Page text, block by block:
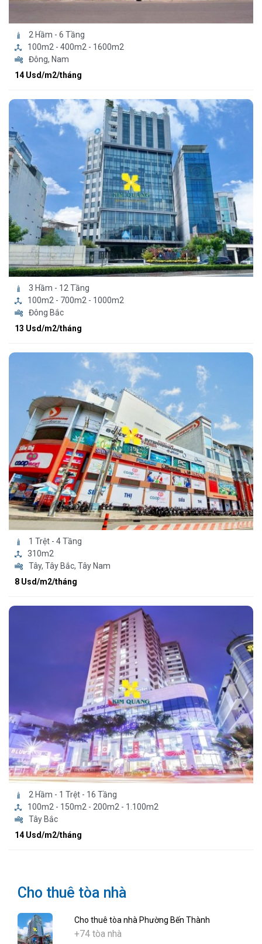
2 Hầm - 6 Tầng
100m2 - 400m2 - 1600m2
Đông, Nam
14 Usd/m2/tháng
3 Hầm - 12 Tầng
100m2 - 700m2 - 1000m2
Đông Bắc
13 Usd/m2/tháng
1 Trệt - 4 Tầng
310m2
Tây, Tây Bắc, Tây Nam
8 Usd/m2/tháng
2 Hầm - 1 Trệt - 16 Tầng
100m2 - 150m2 - 200m2 - 1.100m2
Tây Bắc
14 Usd/m2/tháng
Cho thuê tòa nhà
Cho thuê tòa nhà Phường Bến Thành
+74 tòa nhà